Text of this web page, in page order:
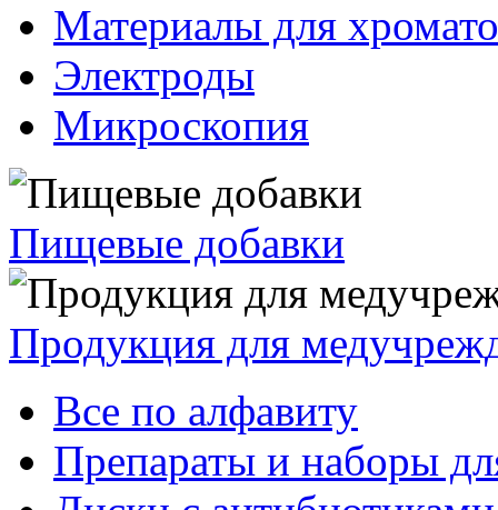
Материалы для
Электроды
Микроскопия
Пищевые добавки
Продукция для
Все по алфавиту
Препараты и наборы